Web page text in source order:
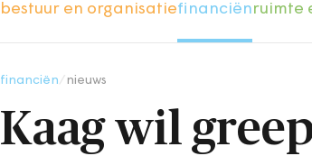
bestuur en organisatiefinanciënruimte
financiën nieuws
Kaag wil